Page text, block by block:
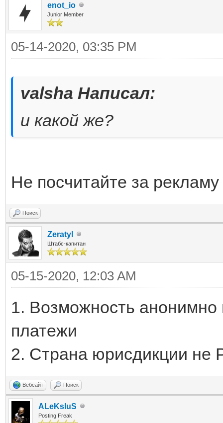
enot_io
Junior Member
05-14-2020, 03:35 PM
valsha Написал:
и какой же?
Не посчитайте за
Поиск
Zeratyl
Штабс-капитан
05-15-2020, 12:03 AM
1. Возможность анонимно
платежи
2. Страна юрисдикции не
Вебсайт Поиск
ALeKsIuS
Posting Freak